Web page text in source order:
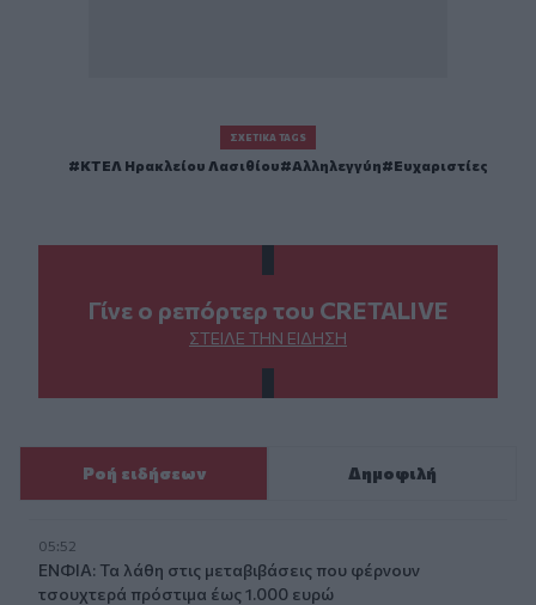
ΣΧΕΤΙΚΆ TAGS
ΚΤΕΛ Ηρακλείου Λασιθίου Αλληλεγγύη Ευχαριστίες
Γίνε ο ρεπόρτερ του CRETALIVE
ΣΤΕΊΛΕ ΤΗΝ ΕΊΔΗΣΗ
Ροή ειδήσεων Δημοφιλή
05:52
ΕΝΦΙΑ: Τα λάθη στις μεταβιβάσεις που φέρνουν
τσουχτερά πρόστιμα έως 1.000 ευρώ